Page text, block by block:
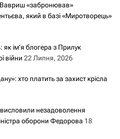
«забронював»
який в базі «Миротворець»
ім’я блогера з Прилук
війни 22 Липня, 2026
хто платить за захист крісла
висловили незадоволення
оборони Федорова 18